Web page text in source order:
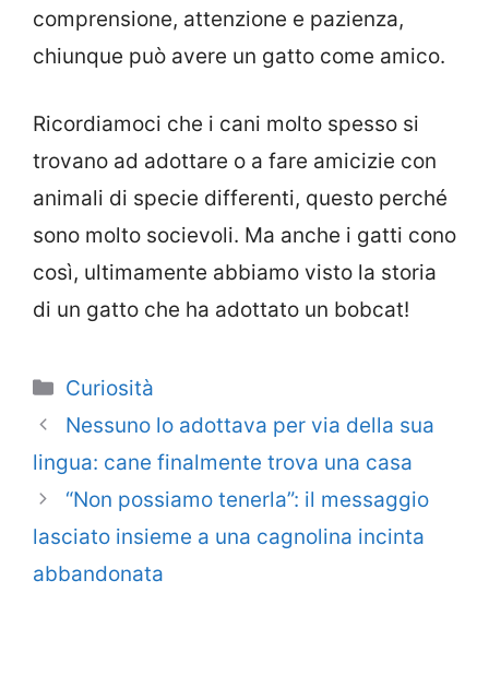
comprensione, attenzione e pazienza,
chiunque può avere un gatto come amico.
Ricordiamoci che i cani molto spesso si
trovano ad adottare o a fare amicizie con
animali di specie differenti, questo perché
sono molto socievoli. Ma anche i gatti cono
così, ultimamente abbiamo visto la storia
di un gatto che ha adottato un bobcat!
Categorie
Curiosità
Nessuno lo adottava per via della sua
lingua: cane finalmente trova una casa
“Non possiamo tenerla”: il messaggio
lasciato insieme a una cagnolina incinta
abbandonata